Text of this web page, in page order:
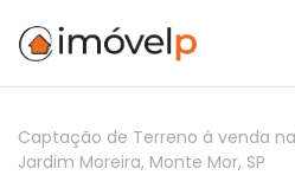
Captação de Terreno à venda
Jardim Moreira, Monte Mor, SP